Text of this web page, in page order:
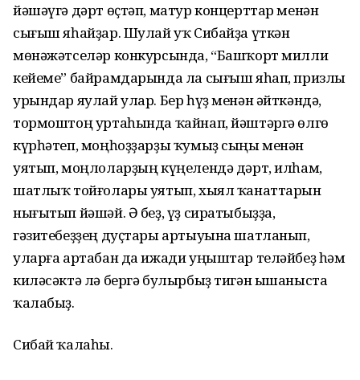
йәшәүгә дәрт өҫтәп, матур концерттар менән
сығыш яһайҙар. Шулай уҡ Сибайҙа үткән
мөнәжәтселәр конкурсында, “Баш­ҡорт милли
кейеме” байрамдарында ла сығыш яһап, призлы
урындар яулай улар. Бер һүҙ менән әйткәндә,
тормоштоң уртаһында ҡайнап, йәш­тәргә өлгө
күрһәтеп, моңһоҙҙарҙы ҡумыҙ сыңы менән
уятып, моңло­ларҙың күңелендә дәрт, илһам,
шатлыҡ тойғолары уятып, хыял ҡанаттарын
нығытып йәшәй. Ә беҙ, үҙ сиратыбыҙҙа,
гәзитебеҙҙең дуҫтары артыуына шатланып,
уларға артабан да ижади уңыштар теләйбеҙ һәм
киләсәктә лә бергә булырбыҙ тигән ышаныста
ҡалабыҙ.
Сибай ҡалаһы.